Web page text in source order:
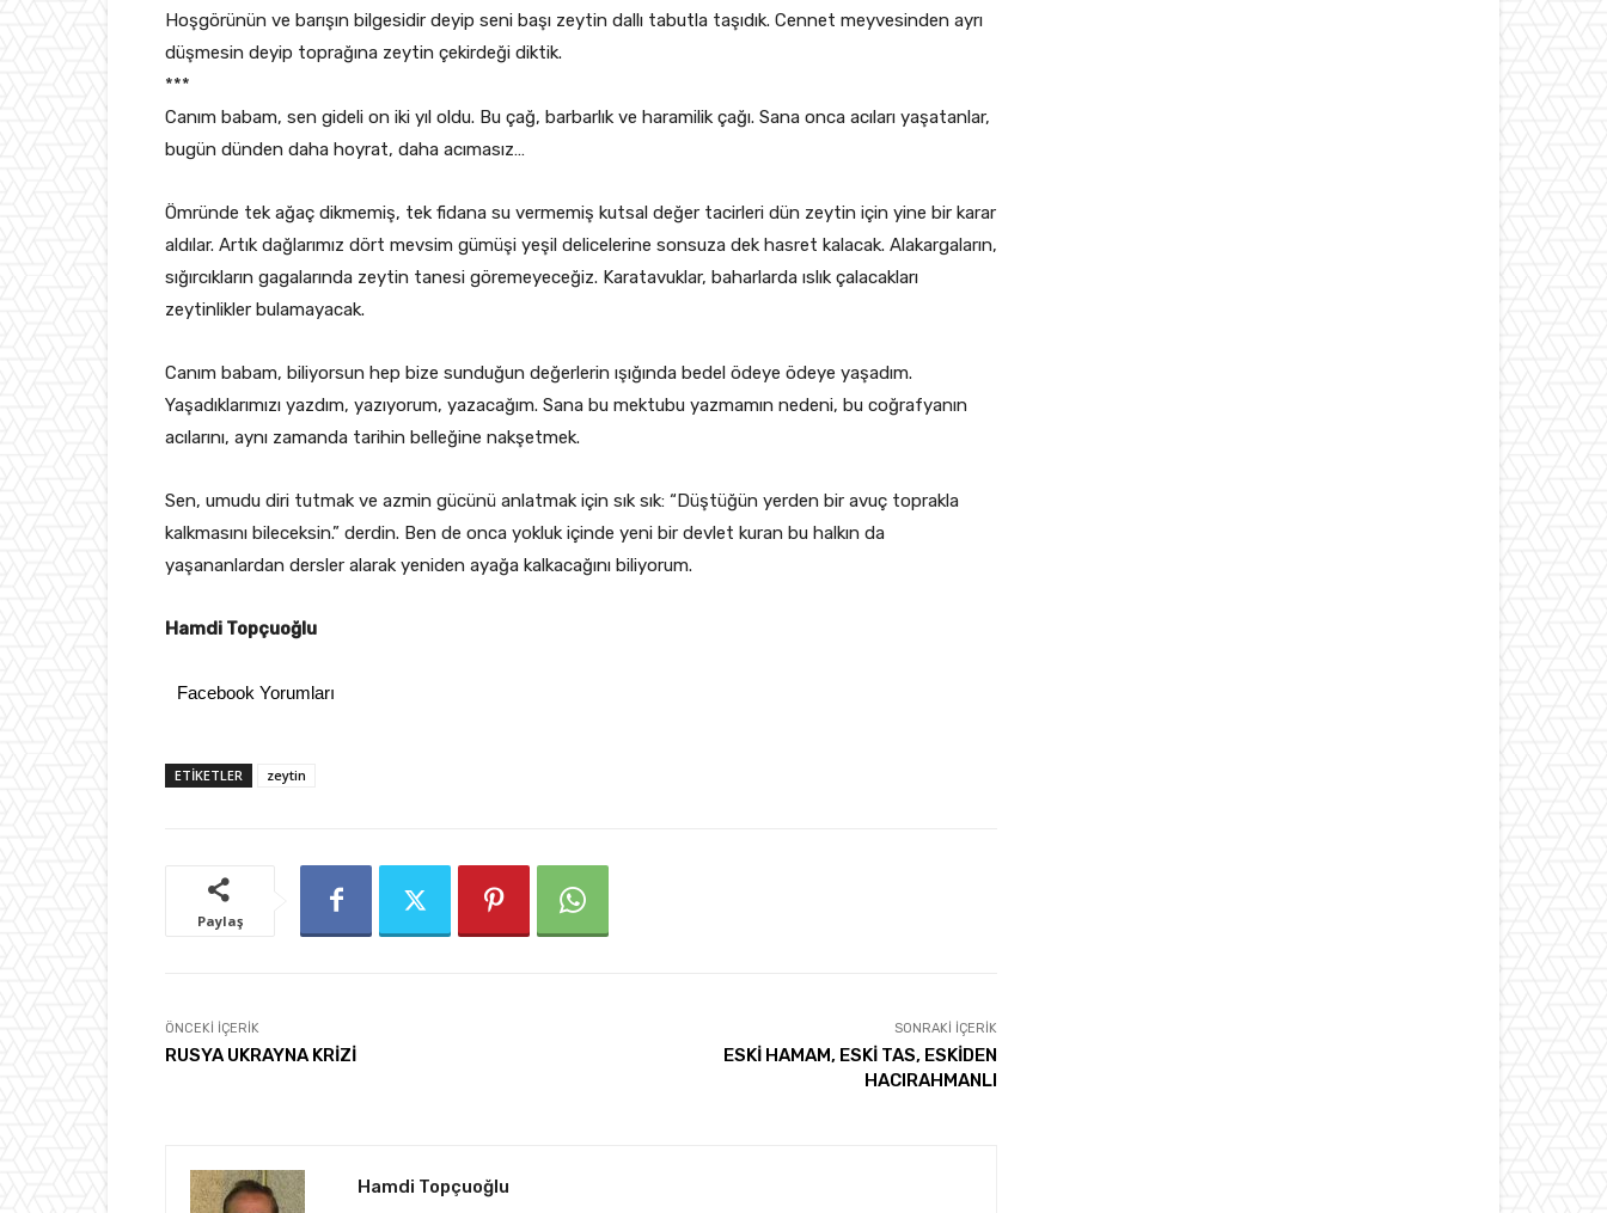
Hoşgörünün ve barışın bilgesidir deyip seni başı zeytin dallı tabutla taşıdık. Cennet meyvesinden ayrı
düşmesin deyip toprağına zeytin çekirdeği diktik.
***
Canım babam, sen gideli on iki yıl oldu. Bu çağ, barbarlık ve haramilik çağı. Sana onca acıları yaşatanlar,
bugün dünden daha hoyrat, daha acımasız…
Ömründe tek ağaç dikmemiş, tek fidana su vermemiş kutsal değer tacirleri dün zeytin için yine bir karar
aldılar. Artık dağlarımız dört mevsim gümüşi yeşil delicelerine sonsuza dek hasret kalacak. Alakargaların,
sığırcıkların gagalarında zeytin tanesi göremeyeceğiz. Karatavuklar, baharlarda ıslık çalacakları
zeytinlikler bulamayacak.
Canım babam, biliyorsun hep bize sunduğun değerlerin ışığında bedel ödeye ödeye yaşadım.
Yaşadıklarımızı yazdım, yazıyorum, yazacağım. Sana bu mektubu yazmamın nedeni, bu coğrafyanın
acılarını, aynı zamanda tarihin belleğine nakşetmek.
Sen, umudu diri tutmak ve azmin gücünü anlatmak için sık sık: “Düştüğün yerden bir avuç toprakla
kalkmasını bileceksin.” derdin. Ben de onca yokluk içinde yeni bir devlet kuran bu halkın da
yaşananlardan dersler alarak yeniden ayağa kalkacağını biliyorum.
Hamdi Topçuoğlu
Facebook Yorumları
ETIKETLER zeytin
Paylaş
ÖNCEKI İÇERIK
RUSYA UKRAYNA KRİZİ
SONRAKI İÇERIK
ESKİ HAMAM, ESKİ TAS, ESKİDEN
HACIRAHMANLI
Hamdi Topçuoğlu